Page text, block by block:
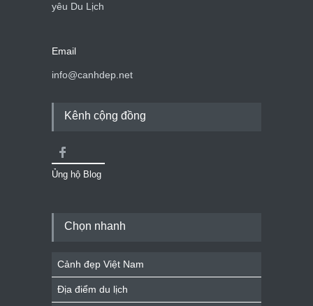
yêu Du Lịch
Email
info@canhdep.net
Kênh cộng đồng
Ủng hộ Blog
Chọn nhanh
Cảnh đẹp Việt Nam
Địa điểm du lịch